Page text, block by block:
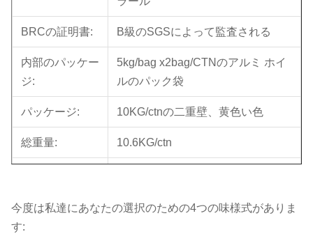
BRCの証明書: B級のSGSによって監査される
内部のパッケー
ジ:
5kg/bag x2bag/CTNのアルミ ホイ
ルのパック袋
パッケージ: 10KG/ctnの二重壁、黄色い色
総重量: 10.6KG/ctn
量:20'/40'/40HQ 980/2020/2310ctns
OEM:
今度は私達にあなたの選択のための4つの味様式がありま
す: